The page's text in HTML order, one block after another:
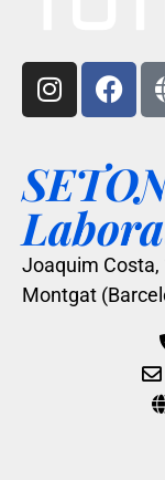
Joaquim Costa,
Montgat